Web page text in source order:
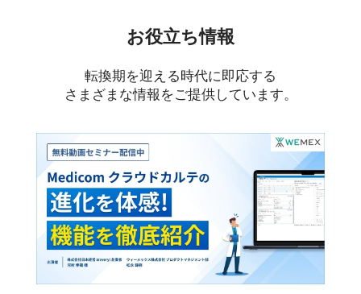
お役立ち情報
転換期を迎える時代に即応する
さまざまな情報をご提供しています。